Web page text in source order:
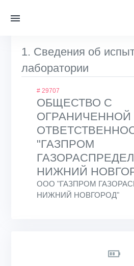
1. Сведения об
лаборатории
# 29707
ОБЩЕСТВО С
ОГРАНИЧЕННОЙ
"ГАЗПРОМ
НИЖНИЙ
ООО "ГАЗПРОМ
НИЖНИЙ НОВГОРОД"